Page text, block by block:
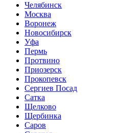
Челябинск
Москва
Воронеж
Новосибирск
Уфа
Пермь
Протвино
Приозерск
Прокопевск
Сергиев Посад
Сатка
Щелково
Щербинка
Саров